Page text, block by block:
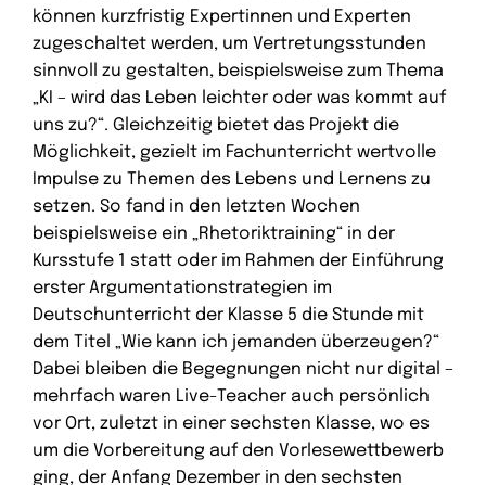
können kurzfristig Expertinnen und Experten
zugeschaltet werden, um Vertretungsstunden
sinnvoll zu gestalten, beispielsweise zum Thema
„KI – wird das Leben leichter oder was kommt auf
uns zu?“. Gleichzeitig bietet das Projekt die
Möglichkeit, gezielt im Fachunterricht wertvolle
Impulse zu Themen des Lebens und Lernens zu
setzen. So fand in den letzten Wochen
beispielsweise ein „Rhetoriktraining“ in der
Kursstufe 1 statt oder im Rahmen der Einführung
erster Argumentationstrategien im
Deutschunterricht der Klasse 5 die Stunde mit
dem Titel „Wie kann ich jemanden überzeugen?“
Dabei bleiben die Begegnungen nicht nur digital –
mehrfach waren Live-Teacher auch persönlich
vor Ort, zuletzt in einer sechsten Klasse, wo es
um die Vorbereitung auf den Vorlesewettbewerb
ging, der Anfang Dezember in den sechsten